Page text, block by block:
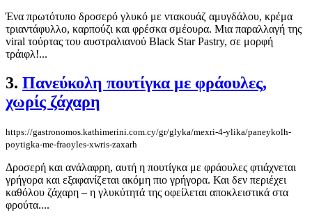
Ένα πρωτότυπο δροσερό γλυκό με ντακουάζ αμυγδάλου, κρέμα
τριαντάφυλλο, καρπούζι και φρέσκα σμέουρα. Μια παραλλαγή της
viral τούρτας του αυστραλιανού Black Star Pastry, σε μορφή
τράιφλ!...
3. Πανεύκολη πουτίγκα με φράουλες,
χωρίς ζάχαρη
https://gastronomos.kathimerini.com.cy/gr/glyka/mexri-4-ylika/paneykolh-
poytigka-me-fraoyles-xwris-zaxarh
Δροσερή και ανάλαφρη, αυτή η πουτίγκα με φράουλες φτιάχνεται
γρήγορα και εξαφανίζεται ακόμη πιο γρήγορα. Και δεν περιέχει
καθόλου ζάχαρη – η γλυκύτητά της οφείλεται αποκλειστικά στα
φρούτα....